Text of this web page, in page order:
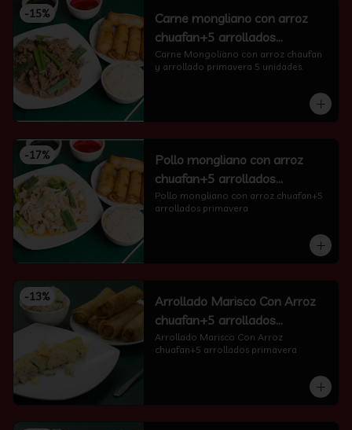
-15%
Carne mongliano con arroz
chuafan+5 arrollados
primavera
Carne Mongoliano con arroz chaufan
y arrollado primavera 5 unidades.
-17%
Pollo mongliano con arroz
chuafan+5 arrollados
primavera
Pollo mongliano con arroz chuafan+5
arrollados primavera
-13%
Arrollado Marisco Con Arroz
chuafan+5 arrollados
primavera
Arrollado Marisco Con Arroz
chuafan+5 arrollados primavera